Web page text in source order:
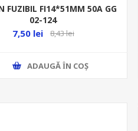
FUZIBIL FI14*51MM 50A GG
02-124
7,50 lei 8,43 lei
ADAUGĂ ȊN COŞ